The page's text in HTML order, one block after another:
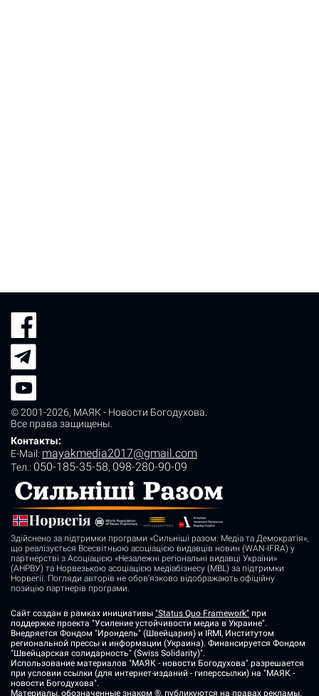
© 2001-2026, МАЯК - Новости Богодухова.
Все права защищены.
Контакты:
E-Mail: mayakmedia2017@gmail.com
Tел.: 050-185-35-58, 098-280-90-09
Здійснено за підтримки програми «Сильніші разом: Медіа та Демократія»,
що реалізується Всесвітньою асоціацією видавців новин (WAN-IFRA) у
партнерстві з Асоціацією «Незалежні регіональні видавці України»
(АНРВУ) та Норвезькою асоціацією медіабізнесу (MBL) за підтримки
Норвегії. Погляди авторів не обов’язково відображають офіційну
позицію партнерів програми.
Сайт создан в рамках инициативы "Status Quo Framework" при
поддержке проекта "Усиление устойчивости медиа в Украине".
Внедряется Фондом "Ирондель" (Швейцария) и IRMI, Институтом
региональной прессы и информации (Украина). Финансируется Фондом
"Швейцарская солидарность" (Swiss Solidarity)".
Использование материалов "МАЯК - новости Богодухова" разрешается
при условии ссылки (для интернет-изданий - гиперссылки) на "МАЯК -
новости Богодухова".
Материалы, обозначенные знаком ®, публикуются на правах рекламы.